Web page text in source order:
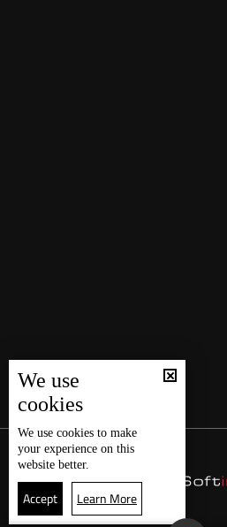
We use
cookies
We use cookies to make
your experience on this
website better.
Accept Learn More